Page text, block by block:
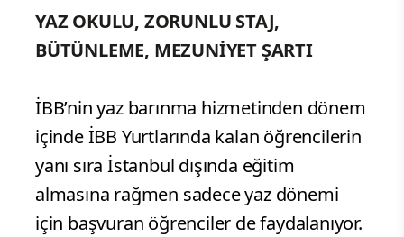
YAZ OKULU, ZORUNLU STAJ,
BÜTÜNLEME, MEZUNİYET ŞARTI
İBB’nin yaz barınma hizmetinden dönem
içinde İBB Yurtlarında kalan öğrencilerin
yanı sıra İstanbul dışında eğitim
almasına rağmen sadece yaz dönemi
için başvuran öğrenciler de faydalanıyor.